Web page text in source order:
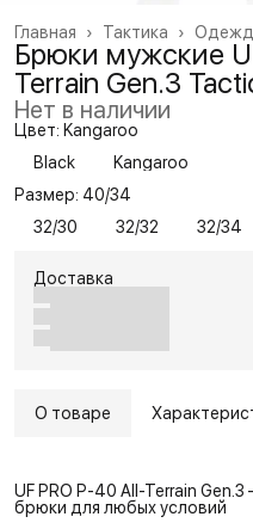
Тактика ›
Главная ›
Брюки мужские
Terrain Gen.3
Нет в наличии
Цвет: Kangaroo
Black
Kangaroo
Размер: 40/34
32/30
32/32 32/34
Доставка
О товаре
UF PRO P-40 All-Terrain
брюки для любых условий